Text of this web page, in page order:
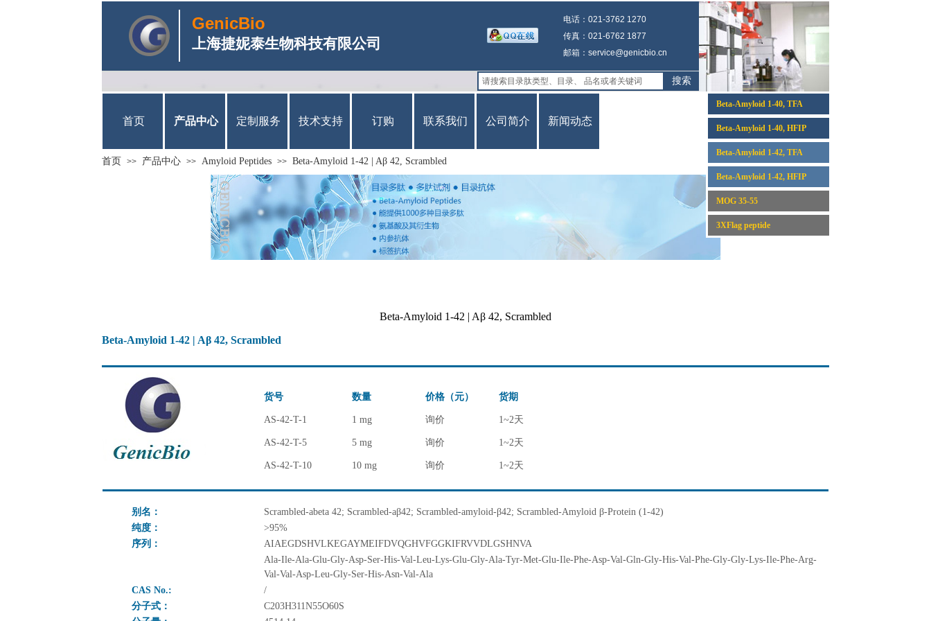
搜索
Beta-Amyloid 1-40, HFIP
3XFlag peptide
MOG 35-55
Beta-Amyloid 1-42, HFIP
Beta-Amyloid 1-42, TFA
Beta-Amyloid 1-40, TFA
电话：021-3762 1270
传真：021-6762 1877
邮箱：service@genicbio.cn
上海捷妮泰生物科技有限公司
首页 >> 产品中心 >> Amyloid Peptides >> Beta-Amyloid 1-42 | Aβ 42, Scrambled
GenicBio
首页 产品中心 定制服务 技术支持 订购 联系我们 公司简介 新闻动态
Beta-Amyloid 1-42 | Aβ 42, Scrambled
Beta-Amyloid 1-42 | Aβ 42, Scrambled
货号 数量 价格（元） 货期
AS-42-T-1 1 mg 询价 1~2天
AS-42-T-5 5 mg 询价 1~2天
AS-42-T-10 10 mg 询价 1~2天
别名：
Scrambled-abeta 42; Scrambled-aβ42; Scrambled-amyloid-β42; Scrambled-Amyloid β-Protein (1-42)
纯度：
>95%
序列：
AIAEGDSHVLKEGAYMEIFDVQGHVFGGKIFRVVDLGSHNVA
Ala-Ile-Ala-Glu-Gly-Asp-Ser-His-Val-Leu-Lys-Glu-Gly-Ala-Tyr-Met-Glu-Ile-Phe-Asp-Val-Gln-Gly-His-Val-Phe-Gly-Gly-Lys-Ile-Phe-Arg-
Val-Val-Asp-Leu-Gly-Ser-His-Asn-Val-Ala
CAS No.:
/
分子式：
C203H311N55O60S